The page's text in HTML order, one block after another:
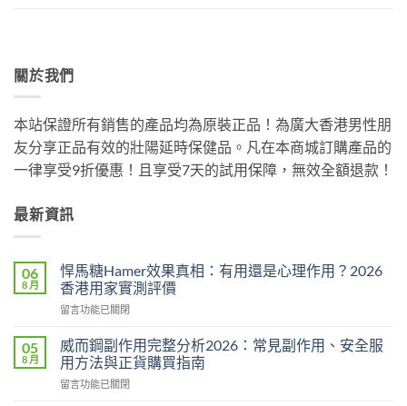
關於我們
本站保證所有銷售的產品均為原裝正品！為廣大香港男性朋
友分享正品有效的壯陽延時保健品。凡在本商城訂購產品的
一律享受9折優惠！且享受7天的試用保障，無效全額退款！
最新資訊
06
8 月
悍馬糖Hamer效果真相：有用還是心理作用？2026
香港用家實測評價
在
馬
糖
Hamer
效
留言功能已關閉
05
8 月
威而鋼副作用完整分析2026：常見副作用、安全服
用方法與正貨購買指南
在
留言功能已關閉